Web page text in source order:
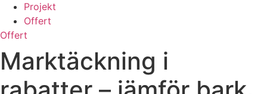
Projekt
Offert
Offert
Marktäckning i